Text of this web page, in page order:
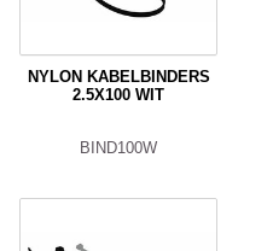
NYLON KABELBINDERS
2.5X100 WIT
BIND100W